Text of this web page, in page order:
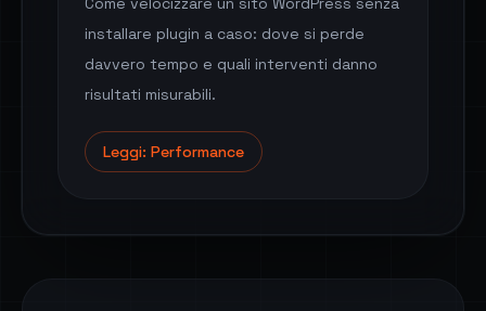
installare plugin a caso: dove si perde
davvero tempo e quali interventi danno
risultati misurabili.
Leggi: Performance